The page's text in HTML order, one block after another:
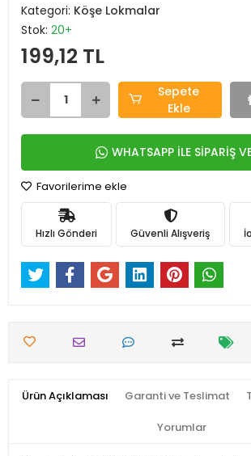
Kategori: Köşe Lokmalar
Stok: 20+
199,12 TL
Sepete
Ekle
WHATSAPP İLE SİPARİŞ
Favorilerime ekle
Hızlı Gönderi Güvenli Alışveriş
Ürün Açıklaması Garanti ve Teslimat
Yorumlar